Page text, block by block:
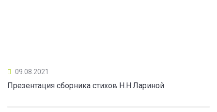
09.08.2021
Презентация сборника стихов Н.Н.Лариной